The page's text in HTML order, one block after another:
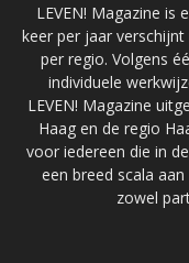
LEVEN! Magazine is
keer per jaar
per regio. Volgens
individuele
LEVEN! Magazine
Haag en de regio
voor iedereen die in
een breed scala
zowel